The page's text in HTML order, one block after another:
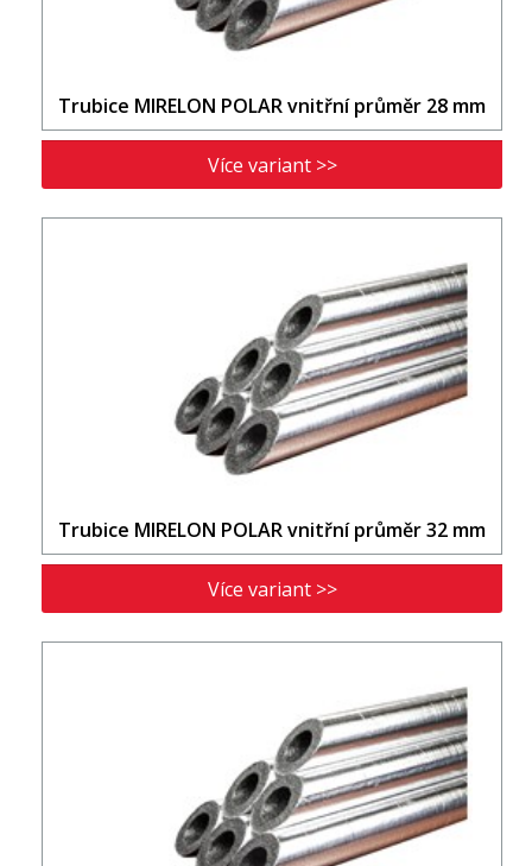
Trubice MIRELON POLAR vnitřní průměr 28 mm
Více variant >>
Trubice MIRELON POLAR vnitřní průměr 32 mm
Více variant >>